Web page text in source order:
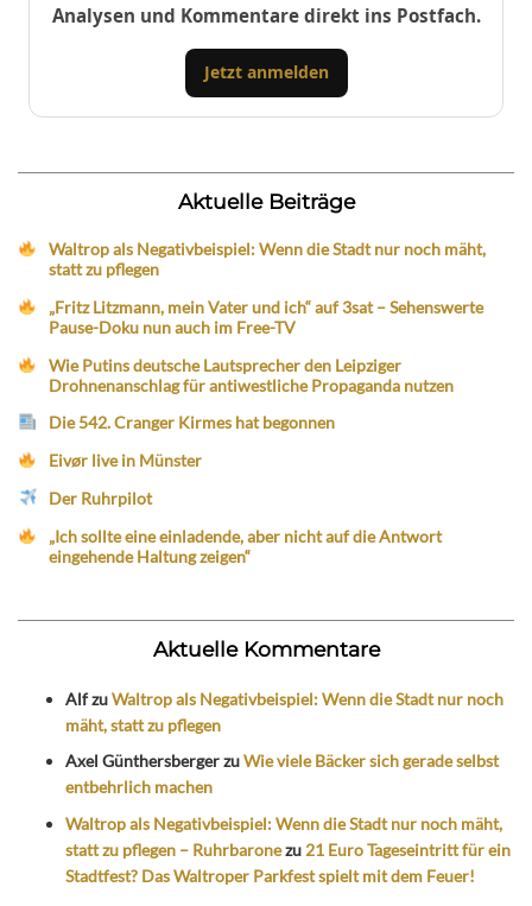
Analysen und Kommentare direkt ins Postfach.
Jetzt anmelden
Aktuelle Beiträge
Waltrop als Negativbeispiel: Wenn die Stadt nur noch mäht,
statt zu pflegen
„Fritz Litzmann, mein Vater und ich“ auf 3sat – Sehenswerte
Pause-Doku nun auch im Free-TV
Wie Putins deutsche Lautsprecher den Leipziger
Drohnenanschlag für antiwestliche Propaganda nutzen
Die 542. Cranger Kirmes hat begonnen
Eivør live in Münster
Der Ruhrpilot
„Ich sollte eine einladende, aber nicht auf die Antwort
eingehende Haltung zeigen“
Aktuelle Kommentare
AlfzuWaltrop als Negativbeispiel: Wenn die Stadt nur noch
mäht, statt zu pflegen
Axel GünthersbergerzuWie viele Bäcker sich gerade selbst
entbehrlich machen
Waltrop als Negativbeispiel: Wenn die Stadt nur noch mäht,
statt zu pflegen – Ruhrbaronezu 21 Euro Tageseintritt für ein
Stadtfest? Das Waltroper Parkfest spielt mit dem Feuer!